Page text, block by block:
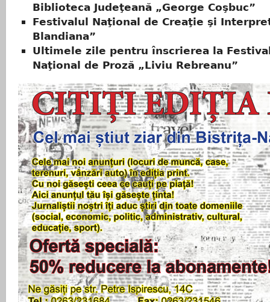
Biblioteca Judeţeană „George Coşbuc”
Festivalul Naţional de Creaţie şi
Blandiana”
Ultimele zile pentru înscrierea la
Naţional de Proză „Liviu Rebreanu”